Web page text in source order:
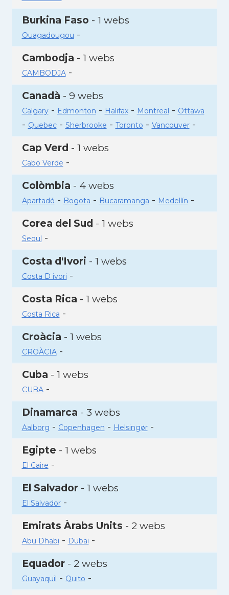
Burkina Faso - 1 webs
Ouagadougou -
Cambodja - 1 webs
CAMBODJA-
Canadà - 9 webs
Calgary- Edmonton - Halifax- Montreal - Ottawa
- Quebec- Sherbrooke - Toronto - Vancouver-
Cap Verd - 1 webs
Cabo Verde -
Colòmbia - 4 webs
Apartadó - Bogota - Bucaramanga - Medellín -
Corea del Sud - 1 webs
Seoul -
Costa d'Ivori - 1 webs
Costa D ivori -
Costa Rica - 1 webs
Costa Rica -
Croàcia - 1 webs
CROÀCIA-
Cuba - 1 webs
CUBA-
Dinamarca - 3 webs
Aalborg - Copenhagen - Helsingør-
Egipte - 1 webs
El Caire -
El Salvador- 1 webs
El Salvador-
Emirats Àrabs Units - 2 webs
Abu Dhabi - Dubai -
Equador- 2 webs
Guayaquil - Quito -